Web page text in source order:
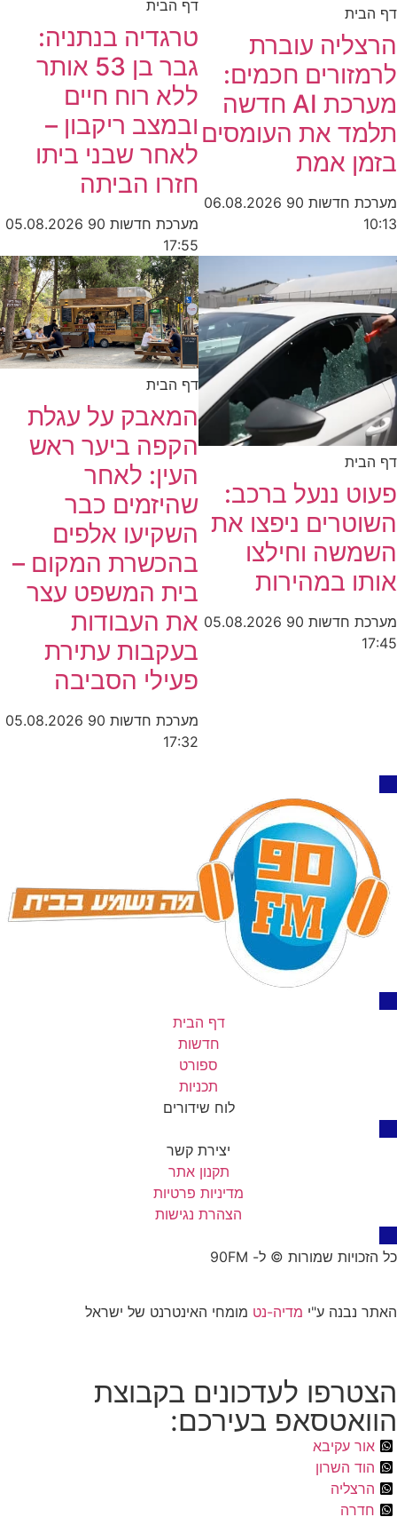
דף הבית
הרצליה עוברת
לרמזורים חכמים:
מערכת AI חדשה
תלמד את העומסים
בזמן אמת
מערכת חדשות 90
06.08.2026
10:13
דף הבית
טרגדיה בנתניה:
גבר בן 53 אותר
ללא רוח חיים
ובמצב ריקבון –
לאחר שבני ביתו
חזרו הביתה
מערכת חדשות 90
05.08.2026
17:55
דף הבית
פעוט ננעל ברכב:
השוטרים ניפצו את
השמשה וחילצו
אותו במהירות
מערכת חדשות 90
05.08.2026
17:45
דף הבית
המאבק על עגלת
הקפה ביער ראש
העין: לאחר
שהיזמים כבר
השקיעו אלפים
בהכשרת המקום –
בית המשפט עצר
את העבודות
בעקבות עתירת
פעילי הסביבה
מערכת חדשות 90
05.08.2026
17:32
דף הבית
חדשות
ספורט
תכניות
לוח שידורים
יצירת קשר
תקנון אתר
מדיניות פרטיות
הצהרת נגישות
כל הזכויות שמורות © ל- 90FM
האתר נבנה ע"י מדיה-נט מומחי האינטרנט של ישראל
הצטרפו לעדכונים בקבוצת
הוואטסאפ בעירכם:
אור עקיבא
הוד השרון
הרצליה
חדרה